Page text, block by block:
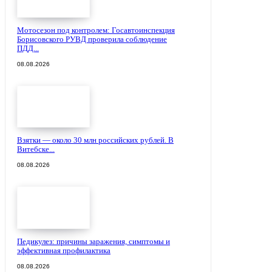
Мотосезон под контролем: Госавтоинспекция
Борисовского РУВД проверила соблюдение
ПДД...
08.08.2026
Взятки — около 30 млн российских рублей. В
Витебске...
08.08.2026
Педикулез: причины заражения, симптомы и
эффективная профилактика
08.08.2026